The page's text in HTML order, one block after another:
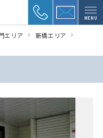
MENU
エリア
新橋エリア